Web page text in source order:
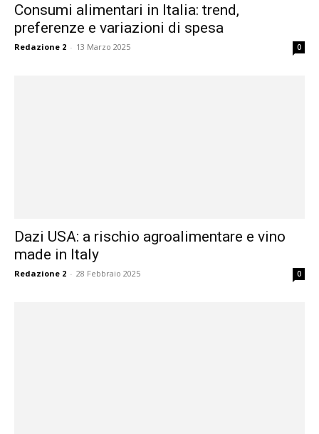
Consumi alimentari in Italia: trend,
preferenze e variazioni di spesa
Redazione 2 - 13 Marzo 2025 0
Dazi USA: a rischio agroalimentare e vino
made in Italy
Redazione 2 - 28 Febbraio 2025 0